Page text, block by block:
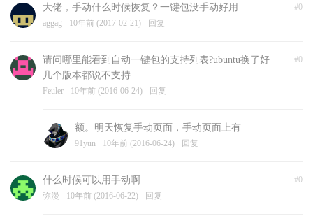
#0
大佬，手动什么时候恢复？一键包没手动好用
aggag 10年前 (2017-02-21) 回复
#0
请问哪里能看到自动一键包的支持列表?ubuntu换了好
几个版本都说不支持
Feuler 10年前 (2016-06-24) 回复
额。明天恢复手动页面，手动页面上有
91yun 10年前 (2016-06-24) 回复
#0
什么时候可以用手动啊
弥漫 10年前 (2016-06-22) 回复